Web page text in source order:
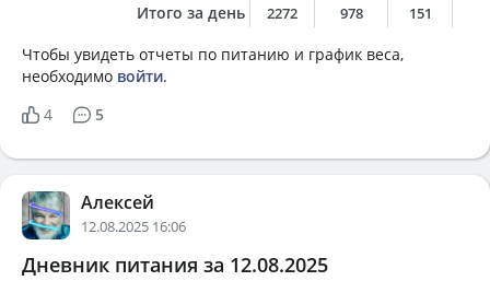
Итого за день 2272 978 151
Чтобы увидеть отчеты по питанию и график веса,
необходимо войти.
4
5
Алексей
12.08.2025 16:06
Дневник питания за 12.08.2025